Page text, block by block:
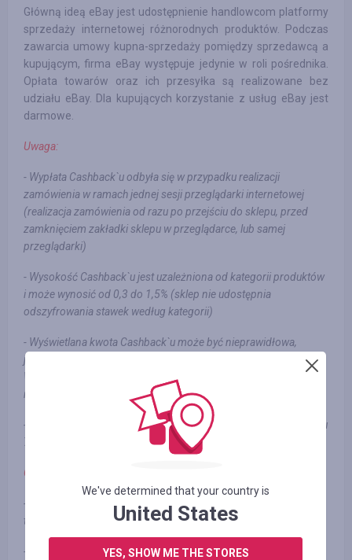
Główną ideą eBay jest udostępnienie handlowcom platformy
sprzedaży internetowej różnorodnych produktów. Podczas
zawarcia umowy kupna-sprzedaży pomiędzy sprzedawcą a
kupującym, firma eBay występuje jedynie w roli pośrednika.
Opłata towarów oraz ich przesyłka są realizowane bez
udziału eBay. Dla kupujących korzystanie z usług eBay jest
darmowe.
Uwaga:
- Wypłata Cashback`u odbyła się w przypadku realizacji
zamówienia w ramach jednej sesji przeglądarki internetowej
(realizacja zamówienia od razu po przejściu do sklepu, przed
zamknięciem zakładki sklepu w przeglądarce, lub samej
przeglądarki)
- Wysokość Cashback`u jest uzależniona od kategorii produktów
i może wynosić od 0,3 do 1,5% (sklep nie udostępnia
odszyfrowania stawek według kategorii)
- Wyświetlana kwota Cashback`u może być nieprawidłowa,
jednak w procesie weryfikacji zostanie podana konkretna kwota.
W przypadku realizacji zamówienia na bardzo niską sumę, kwota
naliczonego Cashback`u może wynosić 0.00
- Zamówienie zostanie wyświetlone na osobistym profilu, w ciągu
78 godzin od momentów jego złożenia.
Cashback nie jest naliczany za:
- produkty, które uczestniczą w aukcji - «Buy It Now» (Kup to
teraz)
- zamówienie u rosyjskich sprzedawców.
We've determined that your country is
United States
YES, SHOW ME THE STORES